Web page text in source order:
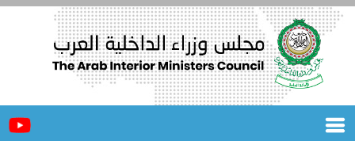
الرئيسية